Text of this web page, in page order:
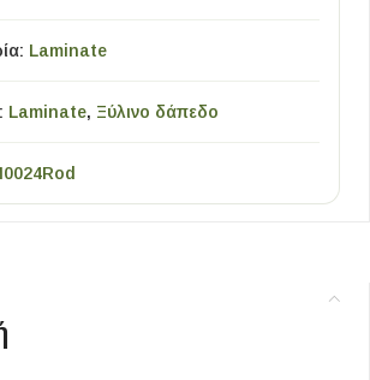
Laminate
Laminate, Ξύλινο δάπεδο